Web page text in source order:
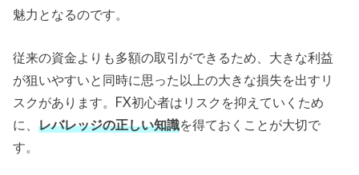
魅力となるのです。
従来の資金よりも多額の取引ができるため、大きな利益
が狙いやすいと同時に思った以上の大きな損失を出すリ
スクがあります。FX初心者はリスクを抑えていくため
に、レバレッジの正しい知識を得ておくことが大切で
す。